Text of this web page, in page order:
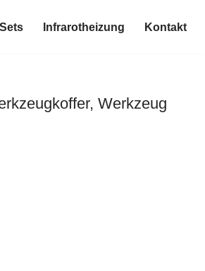
Infrarotheizung Kontakt
Werkzeug